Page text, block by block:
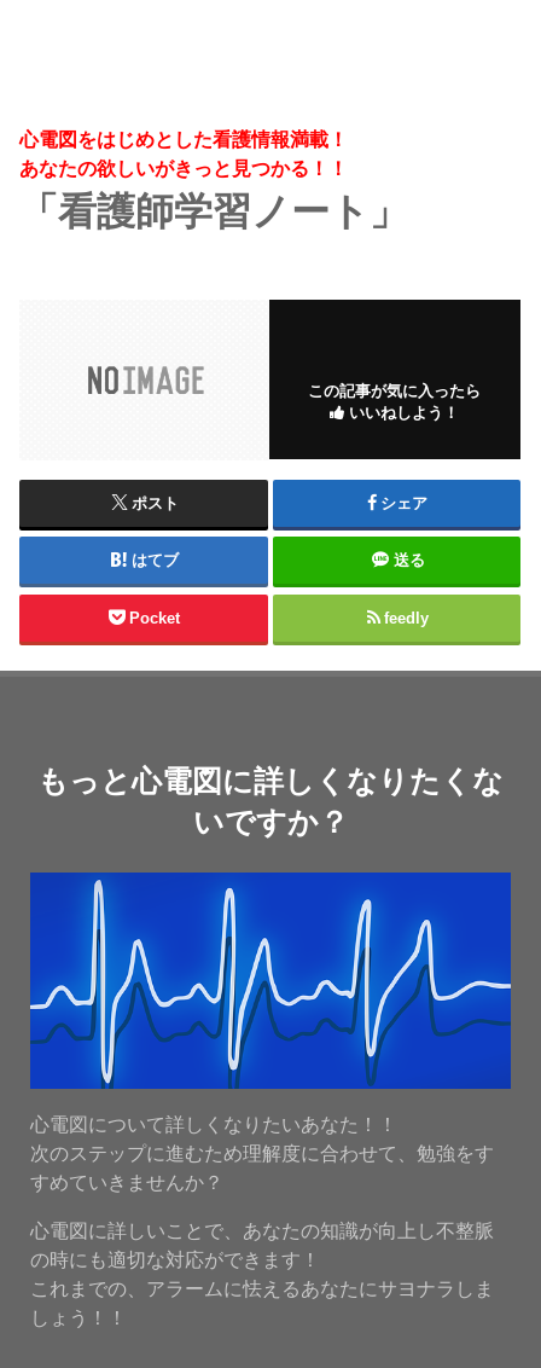
心電図をはじめとした看護情報満載！
あなたの欲しいがきっと見つかる！！
「看護師学習ノート」
この記事が気に入ったら
いいねしよう！
ポスト シェア
はてブ 送る
Pocket feedly
もっと心電図に詳しくなりたくな
いですか？
心電図について詳しくなりたいあなた！！
次のステップに進むため理解度に合わせて、勉強をす
すめていきませんか？
心電図に詳しいことで、あなたの知識が向上し不整脈
の時にも適切な対応ができます！
これまでの、アラームに怯えるあなたにサヨナラしま
しょう！！